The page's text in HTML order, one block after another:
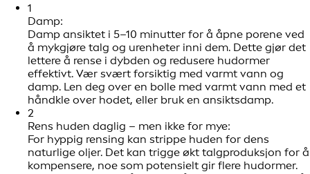
1
Damp:
Damp ansiktet i 5–10 minutter for å åpne porene ved
å mykgjøre talg og urenheter inni dem. Dette gjør det
lettere å rense i dybden og redusere hudormer
effektivt. Vær svært forsiktig med varmt vann og
damp. Len deg over en bolle med varmt vann med et
håndkle over hodet, eller bruk en ansiktsdamp.
2
Rens huden daglig – men ikke for mye:
For hyppig rensing kan strippe huden for dens
naturlige oljer. Det kan trigge økt talgproduksjon for å
kompensere, noe som potensielt gir flere hudormer.